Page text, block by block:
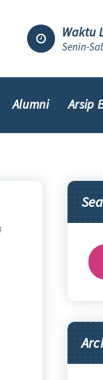
Waktu
Senin-
Alumni Arsip
for: